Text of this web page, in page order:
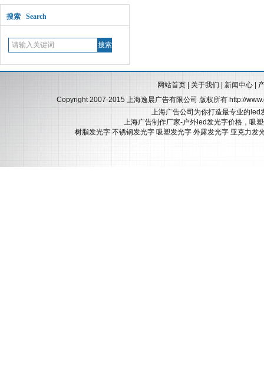
搜索 Search
网站首页| 关于我们 新闻中心|
Copyright 2007-2015 上海逸晨广告有限公司 版权所有 http://
上海广告公司为你打造最专业的
上海广告制作厂家-户外led发光字价格，吸
树脂发光字 不锈钢发光字 吸塑发光字 外露发光字 亚克力发